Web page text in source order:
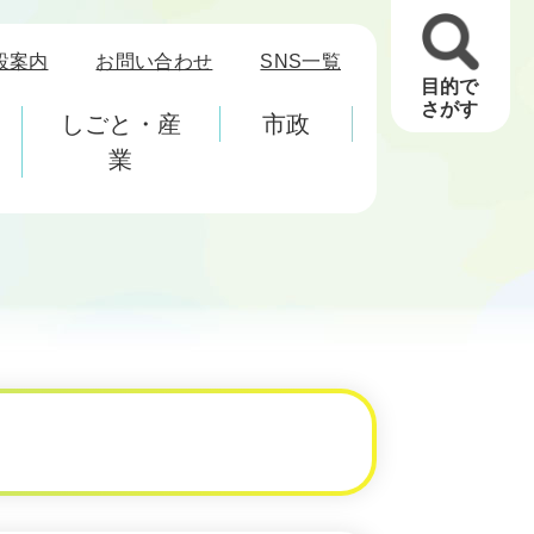
案内 お問い合わせ SNS一覧
しごと・産
業
市政
目的で
さがす